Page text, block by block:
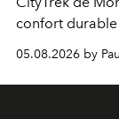
confort
accompagner
05.08.2026 by